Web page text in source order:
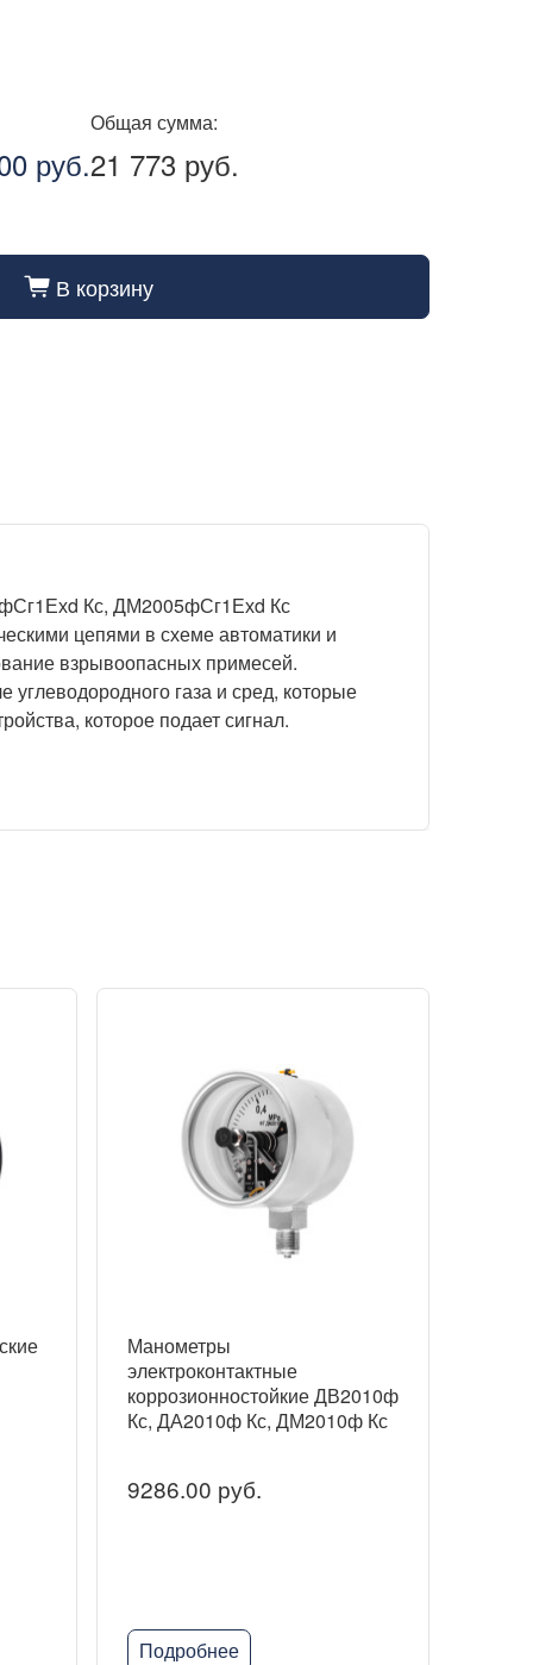
руб.
Общая сумма:
21 773 руб.
cart_fill В корзину
Кс, ДМ2005фСг1Ехd Кс
цепями в схеме автоматики и
взрывоопасных примесей.
газа и сред, которые
которое подает сигнал.
Манометры
электроконтактные
коррозионностойкие ДВ2010ф
Кс, ДА2010ф Кс, ДМ2010ф Кс
9286.00 руб.
Подробнее